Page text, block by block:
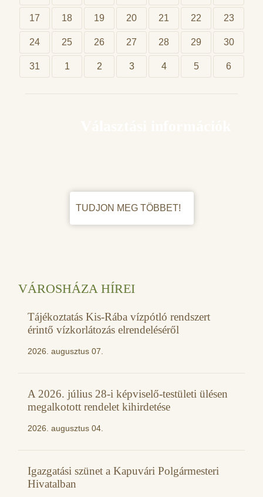
17 18 19 20 21 22 23
24 25 26 27 28 29 30
31 1 2 3 4 5 6
TUDJON MEG TÖBBET!
VÁROSHÁZA HÍREI
Tájékoztatás Kis-Rába vízpótló rendszert
érintő vízkorlátozás elrendeléséről
2026. augusztus 07.
A 2026. július 28-i képviselő-testületi ülésen
megalkotott rendelet kihirdetése
2026. augusztus 04.
Igazgatási szünet a Kapuvári Polgármesteri
Hivatalban